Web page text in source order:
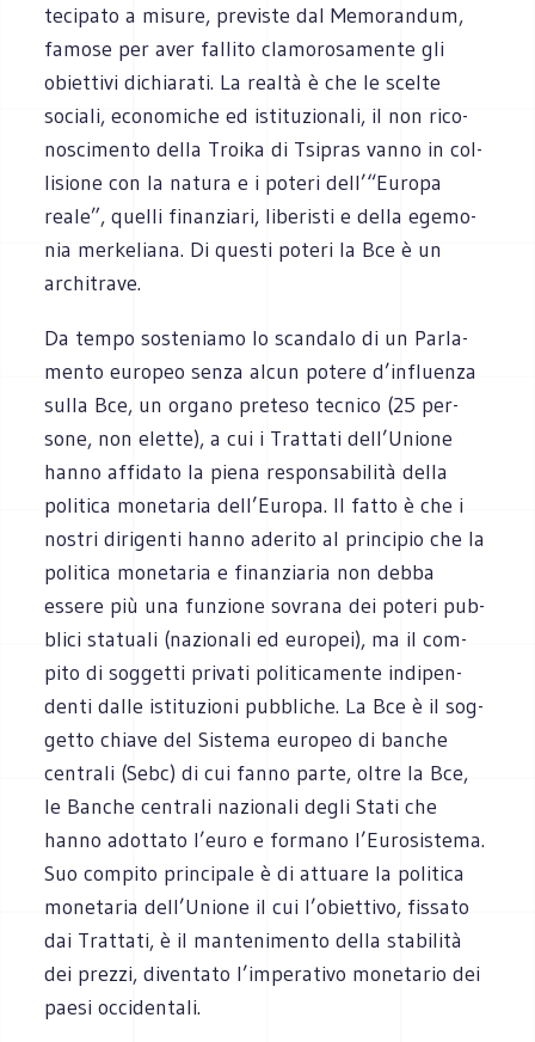
te­ci­pato a misure, pre­vi­ste dal Memo­ran­dum,
famose per aver fal­lito cla­mo­ro­sa­mente gli
obiet­tivi dichiarati. La realtà è che le scelte
sociali, eco­no­mi­che ed isti­tu­zio­nali, il non rico­
no­sci­mento della Troika di Tsi­pras vanno in col­
li­sione con la natura e i poteri dell’“Europa
reale”, quelli finan­ziari, libe­ri­sti e della ege­mo­
nia mer­ke­liana. Di que­sti poteri la Bce è un
architrave.
Da tempo soste­niamo lo scan­dalo di un Par­la­
mento euro­peo senza alcun potere d’influenza
sulla Bce, un organo pre­teso tec­nico (25 per­
sone, non elette), a cui i Trat­tati dell’Unione
hanno affi­dato la piena respon­sa­bi­lità della
poli­tica mone­ta­ria dell’Europa. Il fatto è che i
nostri diri­genti hanno ade­rito al prin­ci­pio che la
poli­tica mone­ta­ria e finan­zia­ria non debba
essere più una fun­zione sovrana dei poteri pub­
blici sta­tuali (nazio­nali ed euro­pei), ma il com­
pito di sog­getti pri­vati poli­ti­ca­mente indi­pen­
denti dalle isti­tu­zioni pubbliche. La Bce è il sog­
getto chiave del Sistema euro­peo di ban­che
cen­trali (Sebc) di cui fanno parte, oltre la Bce,
le Ban­che cen­trali nazio­nali degli Stati che
hanno adot­tato l’euro e for­mano l’Eurosistema.
Suo com­pito prin­ci­pale è di attuare la poli­tica
mone­ta­ria dell’Unione il cui l’obiettivo, fis­sato
dai Trat­tati, è il man­te­ni­mento della sta­bi­lità
dei prezzi, diven­tato l’imperativo mone­ta­rio dei
paesi occidentali.